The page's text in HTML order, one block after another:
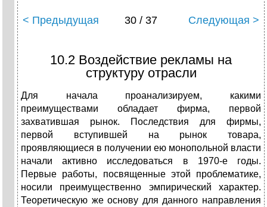
< Предыдущая 30 / 37 Следующая >
10.2 Воздействие рекламы на
структуру отрасли
Для начала проанализируем, какими
преимуществами обладает фирма, первой
захватившая рынок. Последствия для фирмы,
первой вступившей на рынок товара,
проявляющиеся в получении ею монопольной власти
начали активно исследоваться в 1970-е годы.
Первые работы, посвященные этой проблематике,
носили преимущественно эмпирический характер.
Теоретическую же основу для данного направления